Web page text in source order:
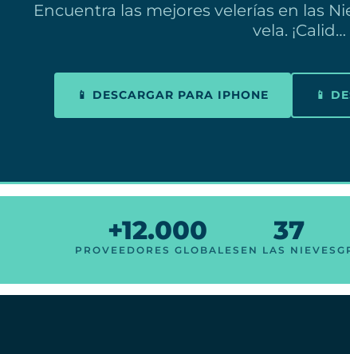
Encuentra las mejores velerías en las
vela. ¡Calid…
📱 DESCARGAR PARA IPHONE 📱
+12.000
PROVEEDORES GLOBALES
37
EN LAS NIEVES